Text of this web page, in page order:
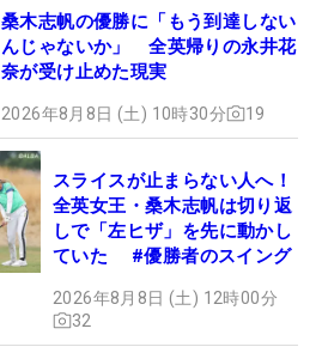
桑木志帆の優勝に「もう到達しない
んじゃないか」 全英帰りの永井花
奈が受け止めた現実
2026年8月8日 (土) 10時30分 19
スライスが止まらない人へ！
全英女王・桑木志帆は切り返
しで「左ヒザ」を先に動かし
ていた #優勝者のスイング
2026年8月8日 (土) 12時00分
32